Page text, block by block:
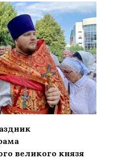
великого князя